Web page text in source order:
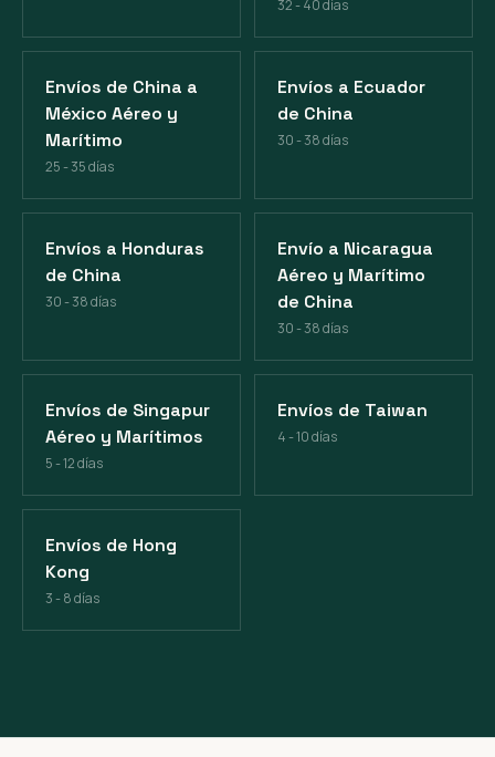
32 - 40 días
Envíos de China a
México Aéreo y
Marítimo
25 - 35 días
Envíos a Ecuador
de China
30 - 38 días
Envíos a Honduras
de China
30 - 38 días
Envío a Nicaragua
Aéreo y Marítimo
de China
30 - 38 días
Envíos de Singapur
Aéreo y Marítimos
5 - 12 días
Envíos de Taiwan
4 - 10 días
Envíos de Hong
Kong
3 - 8 días